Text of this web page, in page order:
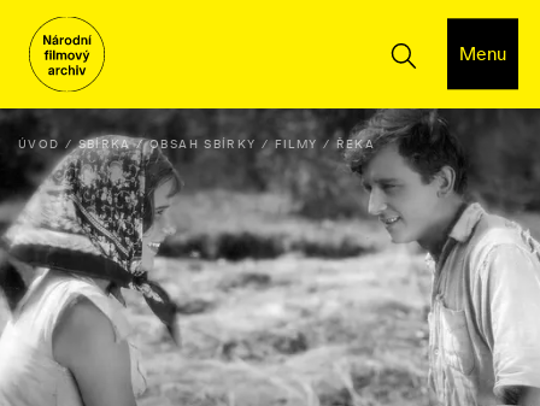
Menu
ÚVOD SBÍRKA OBSAH SBÍRKY FILMY ŘEKA